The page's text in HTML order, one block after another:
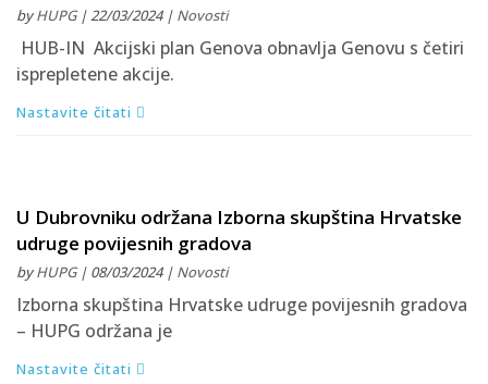
byHUPG| 22/03/2024 | Novosti
HUB-IN Akcijski plan Genova obnavlja Genovu s četiri
isprepletene akcije.
Nastavite čitati
U Dubrovniku održana Izborna skupština Hrvatske
udruge povijesnih gradova
byHUPG| 08/03/2024 | Novosti
Izborna skupština Hrvatske udruge povijesnih gradova
– HUPG održana je
Nastavite čitati